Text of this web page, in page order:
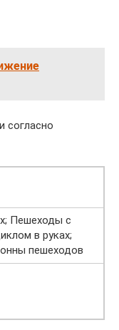
согласно
Пешеходы с
в руках;
пешеходов